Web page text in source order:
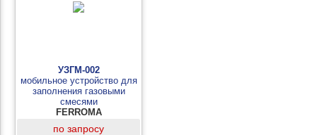
УЗГМ-002
мобильное устройство для
заполнения газовыми
смесями
FERROMA
по запросу